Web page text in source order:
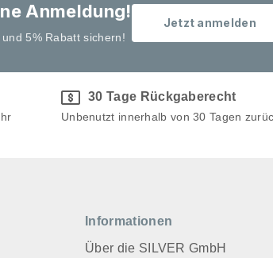
Anmeldung!
5% Rabatt sichern!
Jetzt anmelden
30 Tage Rückgaberecht
Unbenutzt innerhalb von 30 Tagen
Informationen
Über die SILVER GmbH